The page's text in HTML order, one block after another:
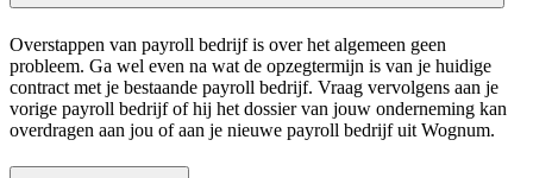
Overstappen van payroll bedrijf is over het algemeen geen
probleem. Ga wel even na wat de opzegtermijn is van je huidige
contract met je bestaande payroll bedrijf. Vraag vervolgens aan je
vorige payroll bedrijf of hij het dossier van jouw onderneming kan
overdragen aan jou of aan je nieuwe payroll bedrijf uit Wognum.